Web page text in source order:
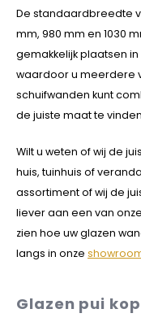
De standaardbreedte
mm, 980 mm en 1030
gemakkelijk plaatsen
waardoor u meerdere
schuifwanden kunt
de juiste maat te
Wilt u weten of wij de
huis, tuinhuis of
assortiment of wij de
liever aan een van
zien hoe uw glazen
langs in onze
Glazen pui